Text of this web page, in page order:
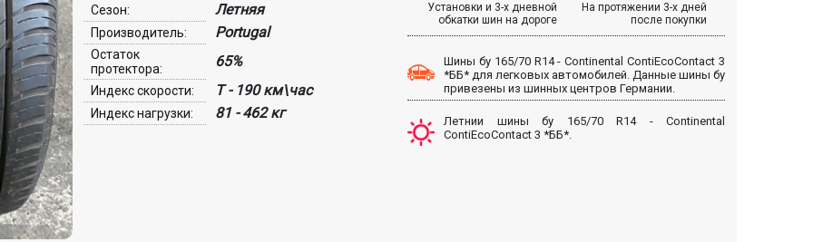
Сезон: Летняя
Производитель: Portugal
Остаток
протектора:
65%
Индекс скорости: T - 190 км\час
Индекс нагрузки: 81 - 462 кг
Установки и 3-х дневной
обкатки шин на дороге
На протяжении 3-х дней
после покупки
Шины бу 165/70 R14 - Continental ContiEcoContact 3
*ББ* для легковых автомобилей. Данные шины бу
привезены из шинных центров Германии.
Летнии шины бу 165/70 R14 - Continental
ContiEcoContact 3 *ББ*.